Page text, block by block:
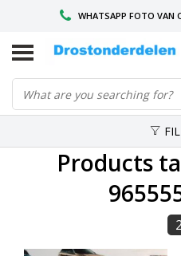
WHATSAPP FOTO VAN
VOOR 16.00 BESTELD,
Products
2